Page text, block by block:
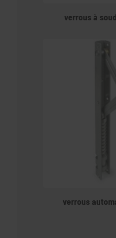
verrous à
verrous